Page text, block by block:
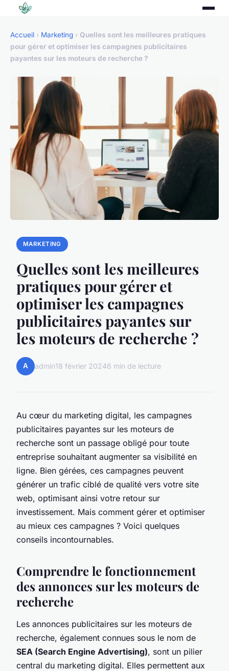
Accueil › Marketing › Quelles sont les meilleures pratiques
pour gérer et optimiser les campagnes publicitaires
payantes sur les moteurs de recherche ?
MARKETING
Quelles sont les meilleures
pratiques pour gérer et
optimiser les campagnes
publicitaires payantes sur
les moteurs de recherche ?
A admin18 février 20246 min de lecture
Au cœur du marketing digital, les campagnes
publicitaires payantes sur les moteurs de
recherche sont un passage obligé pour toute
entreprise souhaitant augmenter sa visibilité en
ligne. Bien gérées, ces campagnes peuvent
générer un trafic ciblé de qualité vers votre site
web, optimisant ainsi votre retour sur
investissement. Mais comment gérer et optimiser
au mieux ces campagnes ? Voici quelques
conseils incontournables.
Comprendre le fonctionnement
des annonces sur les moteurs de
recherche
Les annonces publicitaires sur les moteurs de
recherche, également connues sous le nom de
SEA (Search Engine Advertising), sont un pilier
central du marketing digital. Elles permettent aux